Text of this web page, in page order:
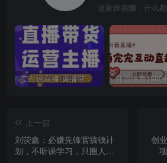
这家伙很懒，什么
二占说直播·直播带货主播运营课程，主播运营二合一实操课
上一篇
刘荧鑫：必赚先锋官搞钱计
划，不听课学习，只圈人收
创